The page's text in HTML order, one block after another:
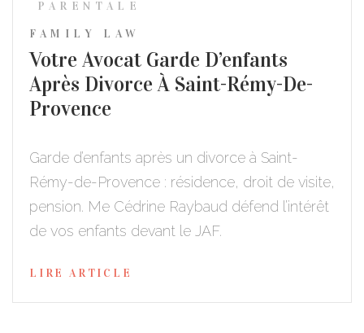
PARENTALE
FAMILY LAW
Votre Avocat Garde D’enfants
Après Divorce À Saint-Rémy-De-
Provence
Garde d’enfants après un divorce à Saint-
Rémy-de-Provence : résidence, droit de visite,
pension. Me Cédrine Raybaud défend l’intérêt
de vos enfants devant le JAF.
LIRE ARTICLE